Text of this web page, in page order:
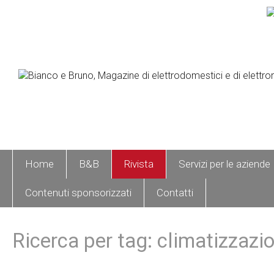
Home B&B Rivista Servizi per le aziende
Contenuti sponsorizzati Contatti
Ricerca per tag: